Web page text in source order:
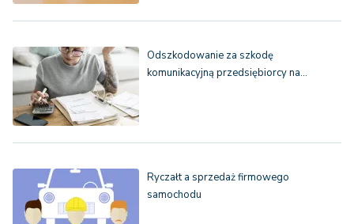
Odszkodowanie za szkodę
komunikacyjną przedsiębiorcy na…
Ryczałt a sprzedaż firmowego
samochodu